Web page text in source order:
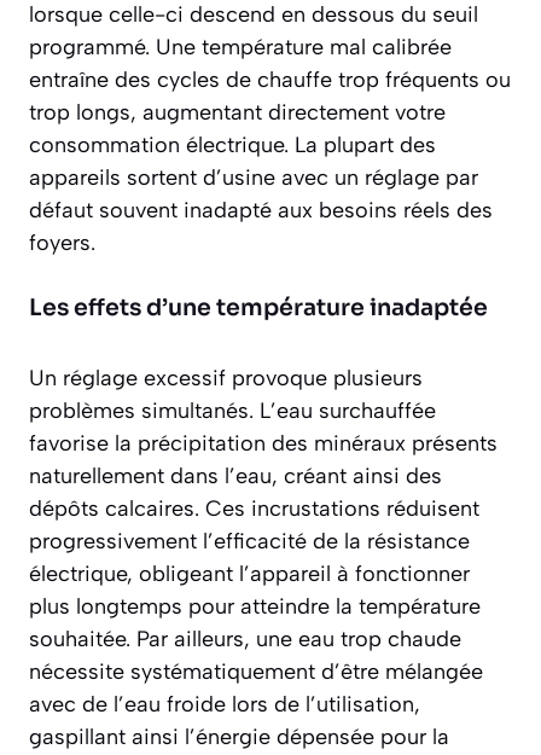
lorsque celle-ci descend en dessous du seuil
programmé. Une température mal calibrée
entraîne des cycles de chauffe trop fréquents ou
trop longs, augmentant directement votre
consommation électrique. La plupart des
appareils sortent d’usine avec un réglage par
défaut souvent inadapté aux besoins réels des
foyers.
Les effets d’une température inadaptée
Un réglage excessif provoque plusieurs
problèmes simultanés. L’eau surchauffée
favorise la précipitation des minéraux présents
naturellement dans l’eau, créant ainsi des
dépôts calcaires. Ces incrustations réduisent
progressivement l’efficacité de la résistance
électrique, obligeant l’appareil à fonctionner
plus longtemps pour atteindre la température
souhaitée. Par ailleurs, une eau trop chaude
nécessite systématiquement d’être mélangée
avec de l’eau froide lors de l’utilisation,
gaspillant ainsi l’énergie dépensée pour la